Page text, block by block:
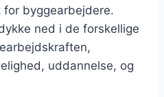
byggearbejdere.
ned i de forskellige
uddannelse, og